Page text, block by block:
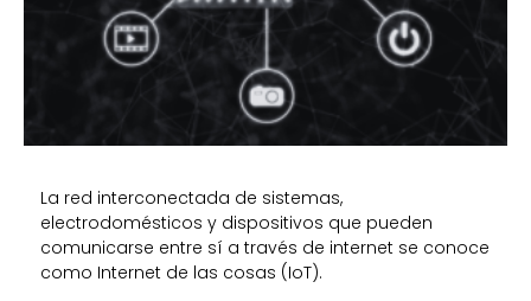
La red interconectada de sistemas,
electrodomésticos y dispositivos que pueden
comunicarse entre sí a través de internet se conoce
como Internet de las cosas (IoT).